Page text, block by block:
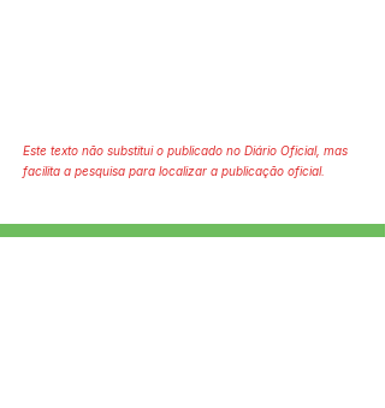
Este texto não substitui o publicado no Diário Oficial, mas
facilita a pesquisa para localizar a publicação oficial.